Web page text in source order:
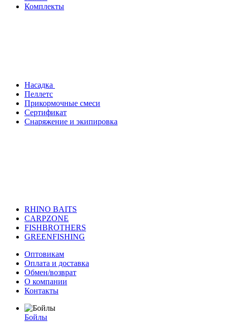
Комплекты
Насадка
Пеллетс
Прикормочные смеси
Сертификат
Снаряжение и экипировка
RHINO BAITS
CARPZONE
FISHBROTHERS
GREENFISHING
Оптовикам
Оплата и доставка
Обмен/возврат
О компании
Контакты
Бойлы